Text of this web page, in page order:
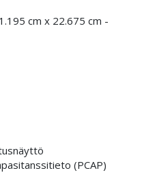
cm x 22.675 cm -
(PCAP)